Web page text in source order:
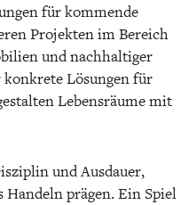
für kommende
Projekten im Bereich
und nachhaltiger
Lösungen für
Lebensräume mit
und Ausdauer,
Handeln prägen. Ein Spiel